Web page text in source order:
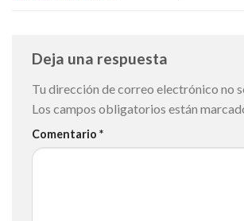
Deja una respuesta
Tu dirección de correo electrónico no
Los campos obligatorios están
Comentario *